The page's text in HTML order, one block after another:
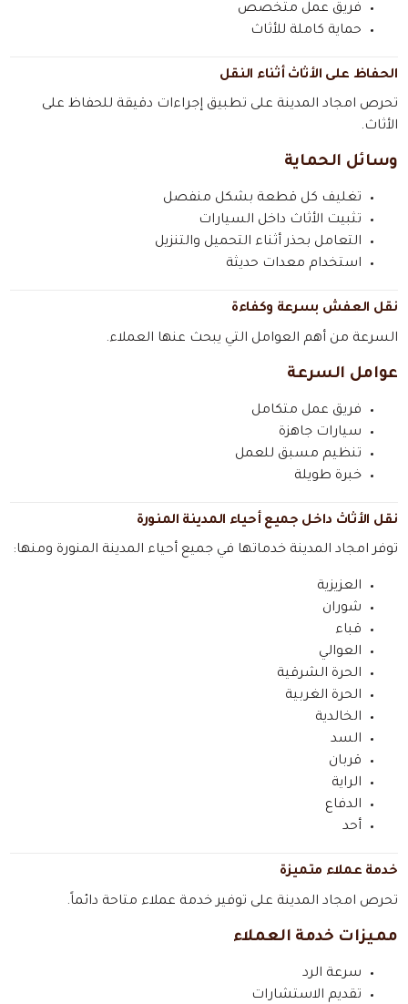
فريق عمل متخصص
حماية كاملة للأثاث
الحفاظ على الأثاث أثناء النقل
تحرص امجاد المدينة على تطبيق إجراءات دقيقة للحفاظ على
الأثاث.
وسائل الحماية
تغليف كل قطعة بشكل منفصل
تثبيت الأثاث داخل السيارات
التعامل بحذر أثناء التحميل والتنزيل
استخدام معدات حديثة
نقل العفش بسرعة وكفاءة
السرعة من أهم العوامل التي يبحث عنها العملاء.
عوامل السرعة
فريق عمل متكامل
سيارات جاهزة
تنظيم مسبق للعمل
خبرة طويلة
نقل الأثاث داخل جميع أحياء المدينة المنورة
توفر امجاد المدينة خدماتها في جميع أحياء المدينة المنورة ومنها:
العزيزية
شوران
قباء
العوالي
الحرة الشرقية
الحرة الغربية
الخالدية
السد
قربان
الراية
الدفاع
أحد
خدمة عملاء متميزة
تحرص امجاد المدينة على توفير خدمة عملاء متاحة دائماً.
مميزات خدمة العملاء
سرعة الرد
تقديم الاستشارات